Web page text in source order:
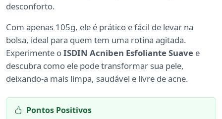
desconforto.
Com apenas 105g, ele é prático e fácil de levar na
bolsa, ideal para quem tem uma rotina agitada.
Experimente oISDIN Acniben Esfoliante Suave e
descubra como ele pode transformar sua pele,
deixando-a mais limpa, saudável e livre de acne.
Pontos Positivos